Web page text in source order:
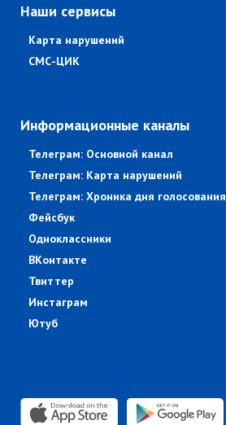
Наши сервисы
Карта нарушений
СМС-ЦИК
Информационные каналы
Телеграм: Основной канал
Телеграм: Карта нарушений
Телеграм: Хроника дня голосования
Фейсбук
Одноклассники
ВКонтакте
Твиттер
Инстаграм
Ютуб